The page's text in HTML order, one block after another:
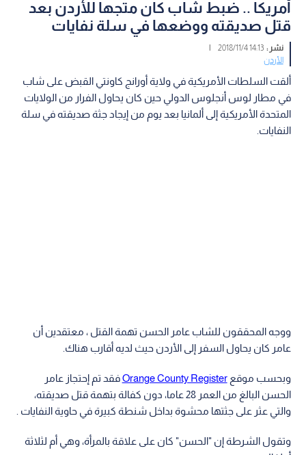
أمريكا .. ضبط شاب كان متجها للأردن بعد
قتل صديقته ووضعها في سلة نفايات
نشر :14:13 2018/11/4
|
الأردن
ألقت السلطات الأمريكية في ولاية أورانج كاونتي القبض على شاب
في مطار لوس أنجلوس الدولي حين كان يحاول الفرار من الولايات
المتحدة الأمريكية إلى ألمانيا بعد يوم من إيجاد جثة صديقته في سلة
النفايات.
ووجه المحققون للشاب عامر الحسن تهمة القتل ، معتقدين أن
عامر كان يحاول السفر إلى الأردن حيث لديه أقارب هناك.
وبحسب موقعOrange County Registerفقد تم إحتجاز عامر
الحسن البالغ من العمر 28 عاما، دون كفالة بتهمة قتل صديقته،
والتي عثر على جثتها محشوة بداخل شنطة كبيرة في حاوية النفايات .
وتقول الشرطة إن "الحسن" كان على علاقة بالمرأة، وهي أم لثلاثة